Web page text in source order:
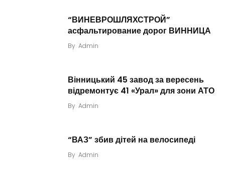
“ВИНЕВРОШЛЯХСТРОЙ”
асфальтирование дорог ВИННИЦА
By Admin
Вінницький 45 завод за вересень
відремонтує 41 «Урал» для зони АТО
By Admin
“ВАЗ” збив дітей на велосипеді
By Admin